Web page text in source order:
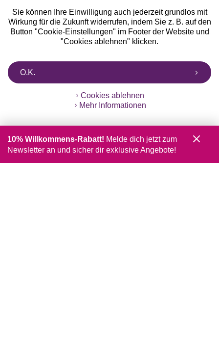
Sie können Ihre Einwilligung auch jederzeit grundlos mit
Wirkung für die Zukunft widerrufen, indem Sie z. B. auf den
Button "Cookie-Einstellungen" im Footer der Website und
"Cookies ablehnen" klicken.
O.K.
Cookies ablehnen
Mehr Informationen
10% Willkommens-Rabatt! Melde dich jetzt zum
Newsletter an und sicher dir exklusive Angebote!